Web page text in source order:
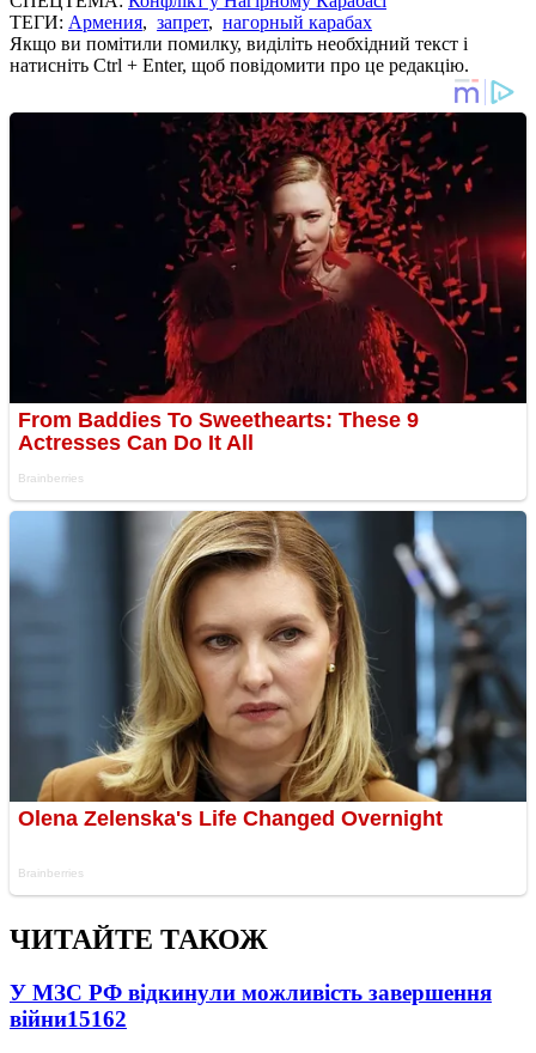
ТЕГИ: Армения, запрет, нагорный карабах
Якщо ви помітили помилку, виділіть необхідний текст і
натисніть Ctrl + Enter, щоб повідомити про це редакцію.
ЧИТАЙТЕ ТАКОЖ
У МЗС РФ відкинули можливість завершення
війни15162